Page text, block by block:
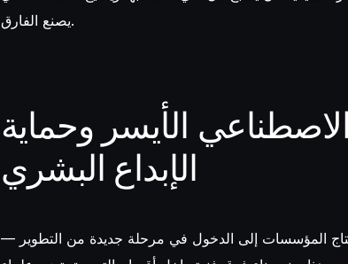
يصنع الفارق.
الأيسر وحماية
الإبداع البشري
المؤسسات إلى الدخول في مرحلة جديدة من التطوير —